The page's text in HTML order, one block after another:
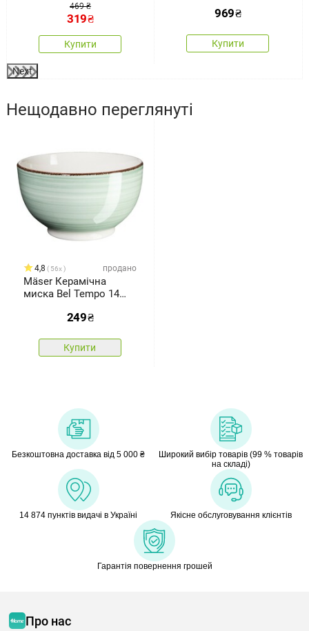
469 ₴
319₴
Купити
969₴
Купити
Next
Нещодавно переглянуті
4,8 56x продано
Mäser Керамічна
миска Bel Tempo 14
249₴
Купити
Безкоштовна доставка від 5 000 ₴
Широкий вибір товарів (99 % товарів
на складі)
14 874 пунктів видачі в Україні Якісне обслуговування клієнтів
Гарантія повернення грошей
Про нас